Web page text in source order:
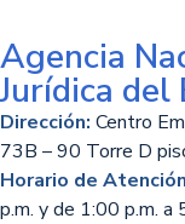
Agencia
Jurídica del
Dirección: Centro
73B – 90 Torre D
Horario de
p.m. y de 1:00 p.m. a